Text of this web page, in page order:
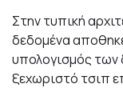
Στην τυπική
δεδομένα
υπολογισμός των
ξεχωριστό τσιπ